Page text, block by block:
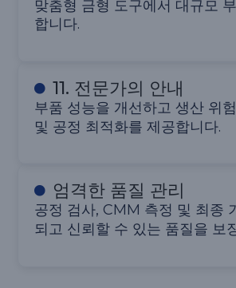
맞춤형 금형 도구에서 대규모
합니다.
11. 전문가의 안내
부품 성능을 개선하고 생산 위
및 공정 최적화를 제공합니다.
엄격한 품질 관리
공정 검사, CMM 측정 및 최종
되고 신뢰할 수 있는 품질을 보